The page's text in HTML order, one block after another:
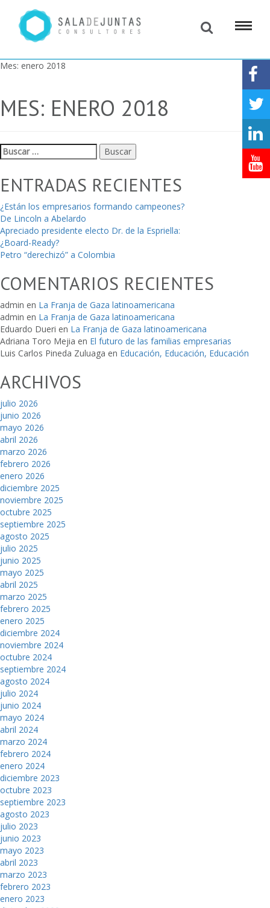
Mes: enero 2018
MES: ENERO 2018
Buscar:
ENTRADAS RECIENTES
¿Están los empresarios formando campeones?
De Lincoln a Abelardo
Apreciado presidente electo Dr. de la Espriella:
¿Board-Ready?
Petro “derechizó” a Colombia
COMENTARIOS RECIENTES
admin en La Franja de Gaza latinoamericana
admin en La Franja de Gaza latinoamericana
Eduardo Dueri en La Franja de Gaza latinoamericana
Adriana Toro Mejia en El futuro de las familias empresarias
Luis Carlos Pineda Zuluaga en Educación, Educación, Educación
ARCHIVOS
julio 2026
junio 2026
mayo 2026
abril 2026
marzo 2026
febrero 2026
enero 2026
diciembre 2025
noviembre 2025
octubre 2025
septiembre 2025
agosto 2025
julio 2025
junio 2025
mayo 2025
abril 2025
marzo 2025
febrero 2025
enero 2025
diciembre 2024
noviembre 2024
octubre 2024
septiembre 2024
agosto 2024
julio 2024
junio 2024
mayo 2024
abril 2024
marzo 2024
febrero 2024
enero 2024
diciembre 2023
octubre 2023
septiembre 2023
agosto 2023
julio 2023
junio 2023
mayo 2023
abril 2023
marzo 2023
febrero 2023
enero 2023